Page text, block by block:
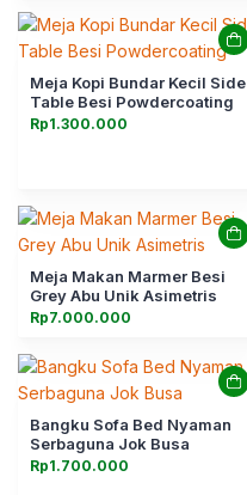
Meja Kopi Bundar Kecil Side
Table Besi Powdercoating
Rp1.300.000
Meja Makan Marmer Besi
Grey Abu Unik Asimetris
Rp7.000.000
Bangku Sofa Bed Nyaman
Serbaguna Jok Busa
Rp1.700.000